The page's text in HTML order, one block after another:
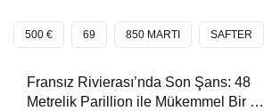
500 € 69 850 MARTI SAFTER
Fransız Rivierası’nda Son Şans: 48
Metrelik Parillion ile Mükemmel Bir Yat